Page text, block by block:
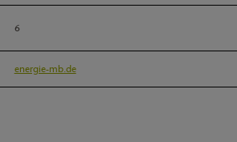
6
energie-mb.de